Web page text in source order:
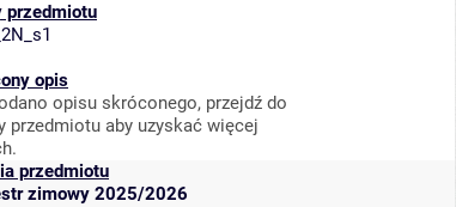
przedmiotu
opis
opisu skróconego, przejdź do
przedmiotu aby uzyskać więcej
przedmiotu
zimowy 2025/2026